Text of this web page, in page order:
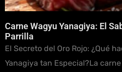
Carne Wagyu Yanagiya: El
Parrilla
El Secreto del Oro Rojo: ¿Qué
Yanagiya tan Especial?La